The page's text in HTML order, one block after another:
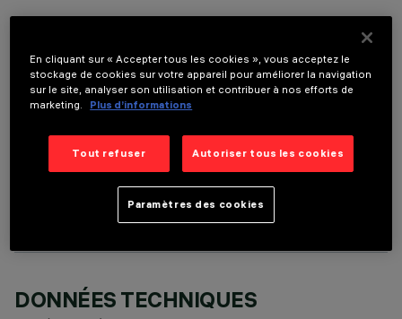
LIGHTING MODULE
DONNÉES TECHNIQUES
En cliquant sur « Accepter tous les cookies », vous acceptez le
stockage de cookies sur votre appareil pour améliorer la navigation
sur le site, analyser son utilisation et contribuer à nos efforts de
marketing.
Plus d’informations
Tout refuser Autoriser tous les cookies
Paramètres des cookies